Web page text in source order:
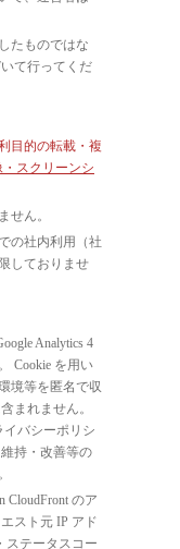
たものではな
て行ってくだ
目的の転載・複
スクリーンシ
せん。
の社内利用（社
しておりませ
Analytics 4
Cookie を用い
境等を匿名で収
まれません。
イバシーポリシ
持・改善等の
CloudFront のア
スト元 IP アド
ステータスコー